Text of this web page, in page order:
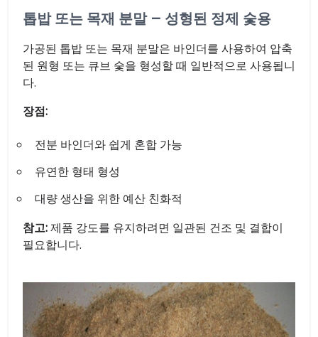
톱밥 또는 목재 분말 – 성형된 정제 숯용
가공된 톱밥 또는 목재 분말은 바인더를 사용하여 압축
된 원형 또는 큐브 숯을 형성할 때 일반적으로 사용됩니
다.
장점:
전분 바인더와 쉽게 혼합 가능
유연한 형태 형성
대량 생산을 위한 예산 친화적
참고:제품 강도를 유지하려면 일관된 건조 및 결합이
필요합니다.